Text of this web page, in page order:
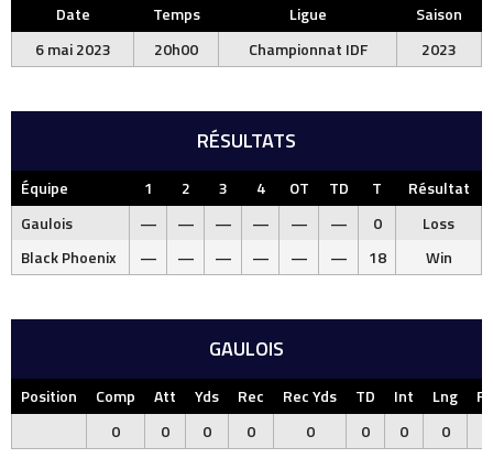
Date Temps Ligue
Saison
6 mai 2023
20h00 Championnat IDF 2023
RÉSULTATS
Équipe 1 2 3 4 OT TD T
Résultat
Gaulois
— — — — — — 0
Loss
Black Phoenix
— — — — — — 18 Win
GAULOIS
Position Comp Att Yds Rec Rec Yds TD Int Lng
0
0 0 0 0 0 0 0